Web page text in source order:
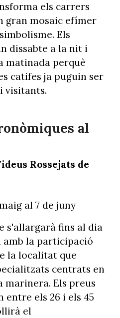
els carrers
gran mosaic efímer
Els
dissabte a la nit i
matinada perquè
catifes ja puguin ser
visitants.
al
Rossejats de
al 7 de juny
s'allargarà fins al dia
amb la participació
la localitat que
centrats en
marinera. Els preus
entre els 26 i els 45
el